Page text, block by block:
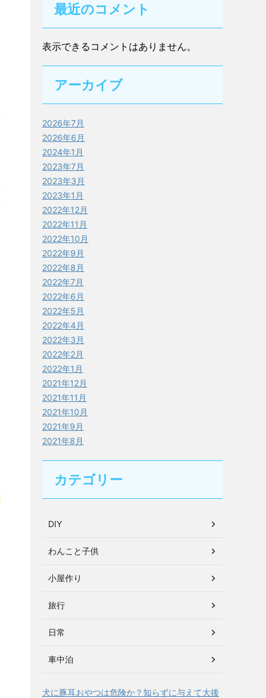
最近のコメント
表示できるコメントはありません。
アーカイブ
2026年7月
2026年6月
2024年1月
2023年7月
2023年3月
2023年1月
2022年12月
2022年11月
2022年10月
2022年9月
2022年8月
2022年7月
2022年6月
2022年5月
2022年4月
2022年3月
2022年2月
2022年1月
2021年12月
2021年11月
2021年10月
2021年9月
2021年8月
カテゴリー
DIY
わんこと子供
小屋作り
旅行
日常
車中泊
犬に豚耳おやつは危険か？知らずに与えて大後